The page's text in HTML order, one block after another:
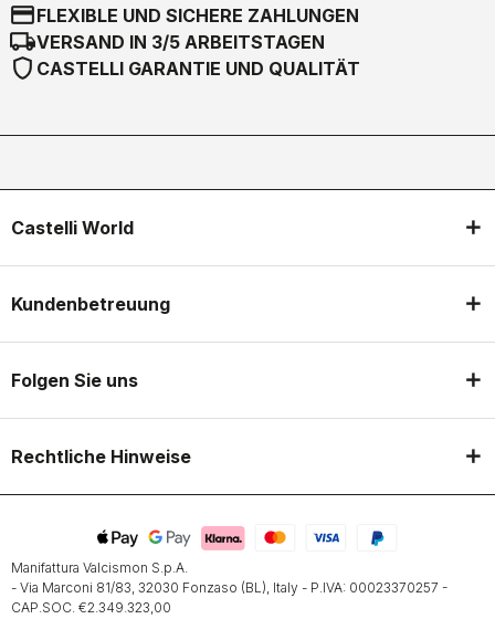
credit_cardFLEXIBLE UND SICHERE ZAHLUNGEN
local_shippingVERSAND IN 3/5 ARBEITSTAGEN
shield CASTELLI GARANTIE UND QUALITÄT
Castelli World
Kundenbetreuung
Folgen Sie uns
Rechtliche Hinweise
Manifattura Valcismon S.p.A.
- Via Marconi 81/83, 32030 Fonzaso (BL), Italy - P.IVA: 00023370257 -
CAP.SOC. €2.349.323,00